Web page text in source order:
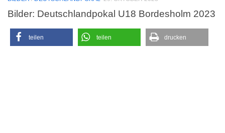
Bilder: Deutschlandpokal U18 Bordesholm 2023
teilen teilen drucken